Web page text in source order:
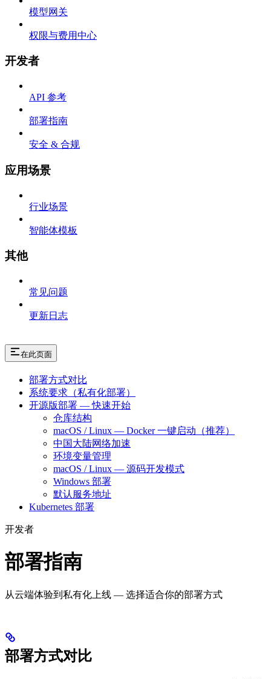
模型网关
权限与费用中心
开发者
API 参考
部署指南
安全 & 合规
应用场景
行业场景
智能体模板
其他
常见问题
更新日志
在此页面
部署方式对比
系统要求（私有化部署）
开源版部署 — 快速开始
仓库结构
macOS / Linux — Docker 一键启动（推荐）
中国大陆网络加速
环境变量管理
macOS / Linux — 源码开发模式
Windows 部署
默认服务地址
Kubernetes 部署
开发者
部署指南
从云端体验到私有化上线 — 选择适合你的部署方式
部署方式对比